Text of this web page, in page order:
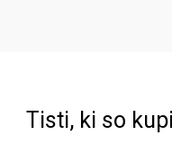
Tisti, ki so